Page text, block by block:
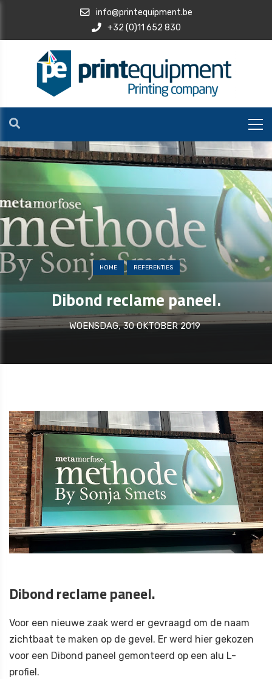
info@printequipment.be
+32 (0)11 652 830
HOME REFERENTIES
Dibond reclame paneel.
WOENSDAG, 30 OKTOBER 2019
Dibond reclame paneel.
Voor een nieuwe zaak werd er gevraagd om de naam
zichtbaat te maken op de gevel. Er werd hier gekozen
voor een Dibond paneel gemonteerd op een alu L-
profiel.